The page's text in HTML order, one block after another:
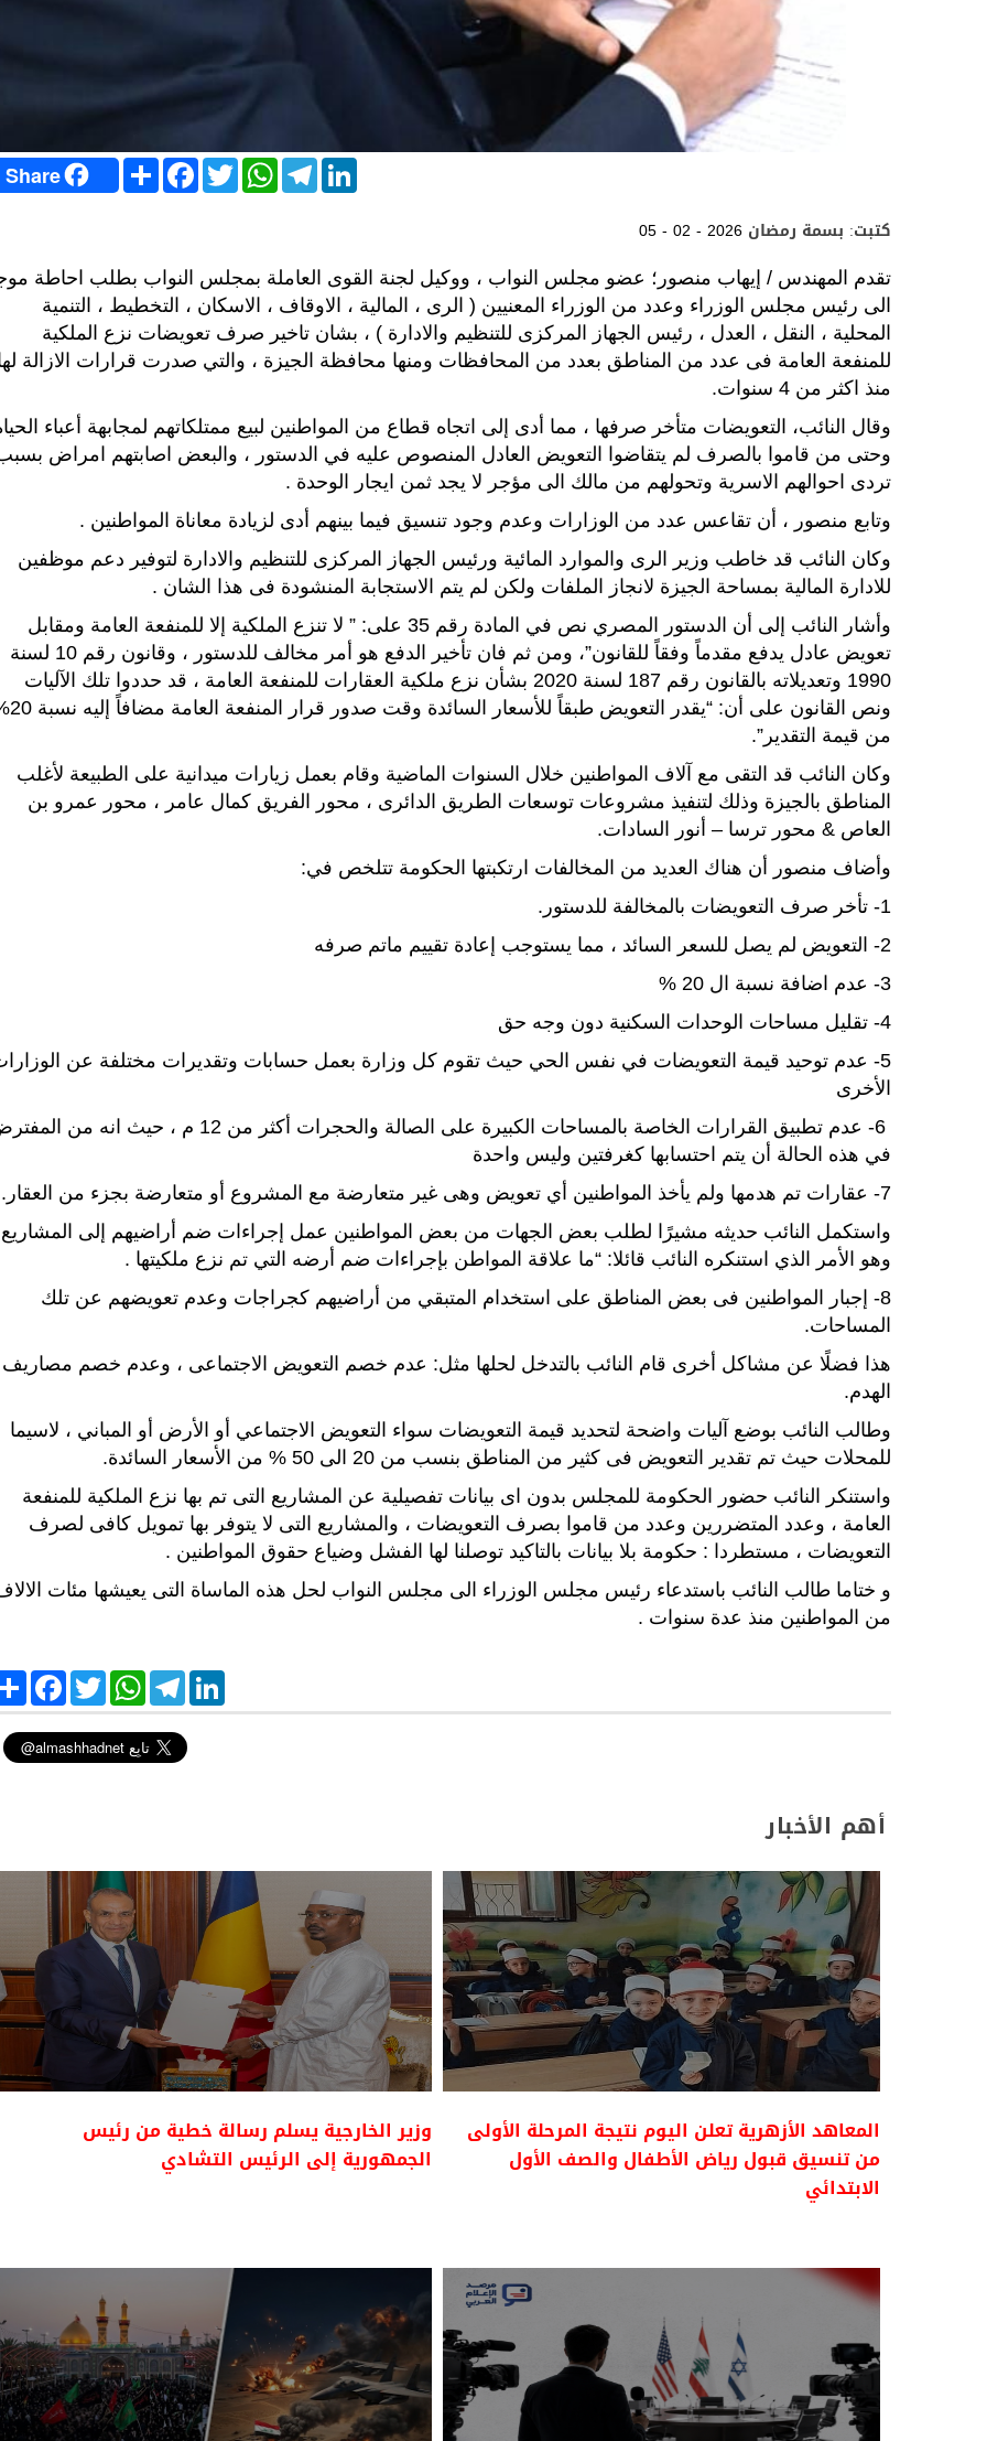
Share S
h
a
F
a
c
o
k
T
w
i
r
W
h
a
p
p
T
e
l
a
m
L
i
n
I
n
05 - 02 - 2026 كتبت: بسمة رمضان
تقدم المهندس / إيهاب منصور؛ عضو مجلس النواب ، ووكيل لجنة القوى العاملة بمجلس النواب بطلب احاطة
الى رئيس مجلس الوزراء وعدد من الوزراء المعنيين ( الرى ، المالية ، الاوقاف ، الاسكان ، التخطيط ، التنمية
المحلية ، النقل ، العدل ، رئيس الجهاز المركزى للتنظيم والادارة ) ، بشان تاخير صرف تعويضات نزع الملكية
للمنفعة العامة فى عدد من المناطق بعدد من المحافظات ومنها محافظة الجيزة ، والتي صدرت قرارات الازالة
منذ اكثر من 4 سنوات.
وقال النائب، التعويضات متأخر صرفها ، مما أدى إلى اتجاه قطاع من المواطنين لبيع ممتلكاتهم لمجابهة أعباء
وحتى من قاموا بالصرف لم يتقاضوا التعويض العادل المنصوص عليه في الدستور ، والبعض اصابتهم امراض
تردى احوالهم الاسرية وتحولهم من مالك الى مؤجر لا يجد ثمن ايجار الوحدة .
وتابع منصور ، أن تقاعس عدد من الوزارات وعدم وجود تنسيق فيما بينهم أدى لزيادة معاناة المواطنين .
وكان النائب قد خاطب وزير الرى والموارد المائية ورئيس الجهاز المركزى للتنظيم والادارة لتوفير دعم موظفين
للادارة المالية بمساحة الجيزة لانجاز الملفات ولكن لم يتم الاستجابة المنشودة فى هذا الشان .
وأشار النائب إلى أن الدستور المصري نص في المادة رقم 35 على: ” لا تنزع الملكية إلا للمنفعة العامة ومقابل
تعويض عادل يدفع مقدماً وفقاً للقانون”، ومن ثم فان تأخير الدفع هو أمر مخالف للدستور ، وقانون رقم 10 لسنة
1990 وتعديلاته بالقانون رقم 187 لسنة 2020 بشأن نزع ملكية العقارات للمنفعة العامة ، قد حددوا تلك الآليات
ونص القانون على أن: “يقدر التعويض طبقاً
من قيمة التقدير”.
وكان النائب قد التقى مع آلاف المواطنين خلال السنوات الماضية وقام بعمل زيارات ميدانية على الطبيعة لأغلب
المناطق بالجيزة وذلك لتنفيذ مشروعات توسعات الطريق الدائرى ، محور الفريق كمال عامر ، محور عمرو بن
العاص & محور ترسا – أنور السادات.
وأضاف منصور أن هناك العديد من المخالفات ارتكبتها الحكومة تتلخص في:
1- تأخر صرف التعويضات بالمخالفة للدستور.
2- التعويض لم يصل للسعر السائد ، مما يستوجب إعادة تقييم ماتم صرفه
3- عدم اضافة نسبة ال 20 %
4- تقليل مساحات الوحدات السكنية دون وجه حق
5- عدم توحيد قيمة التعويضات في نفس الحي حيث تقوم كل وزارة بعمل حسابات وتقديرات مختلفة عن
الأخرى
6- عدم تطبيق القرارات الخاصة بالمساحات الكبيرة على الصالة والحجرات أكثر من 12 م ، حيث انه من
في هذه الحالة أن يتم احتسابها كغرفتين وليس واحدة
7- عقارات تم هدمها ولم يأخذ المواطنين أي تعويض وهى غير متعارضة مع المشروع أو متعارضة بجزء من العقار.
واستكمل النائب حديثه مشيرًا لطلب بعض الجهات من بعض المواطنين عمل إجراءات ضم أراضيهم إلى
وهو الأمر الذي استنكره النائب قائلا: “ما علاقة المواطن بإجراءات ضم أرضه التي تم نزع ملكيتها .
8- إجبار المواطنين فى بعض المناطق على استخدام المتبقي من أراضيهم كجراجات وعدم تعويضهم عن تلك
المساحات.
هذا فضلًا عن مشاكل أخرى قام النائب بالتدخل لحلها مثل: عدم خصم التعويض الاجتماعى ، وعدم خصم مصاريف
الهدم.
وطالب النائب بوضع آليات واضحة لتحديد قيمة التعويضات سواء التعويض الاجتماعي أو الأرض أو المباني ، لاسيما
للمحلات حيث تم تقدير التعويض فى كثير من المناطق بنسب من 20 الى 50 % من الأسعار السائدة.
واستنكر النائب حضور الحكومة للمجلس بدون اى بيانات تفصيلية عن المشاريع التى تم بها نزع الملكية للمنفعة
العامة ، وعدد المتضررين وعدد من قاموا بصرف التعويضات ، والمشاريع التى لا يتوفر بها تمويل كافى لصرف
التعويضات ، مستطردا : حكومة بلا بيانات بالتاكيد توصلنا لها الفشل وضياع حقوق المواطنين .
و ختاما طالب النائب باستدعاء رئيس مجلس الوزراء الى مجلس النواب لحل هذه الماساة التى يعيشها مئات
من المواطنين منذ عدة سنوات .
S
h
a
r
e
F
a
c
e
b
o
T
w
i
t
t
e
W
h
a
t
s
A
T
e
l
e
g
r
L
i
n
أهم الأخبار
المعاهد الأزهرية تعلن اليوم نتيجة المرحلة الأولى
من تنسيق قبول رياض الأطفال والصف الأول
الابتدائي
وزير الخارجية يسلم رسالة خطية من رئيس
الجمهورية إلى الرئيس التشادي